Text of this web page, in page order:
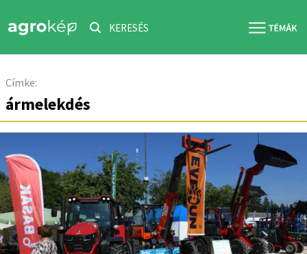
KERESÉS
Címke:
ármelekdés